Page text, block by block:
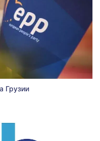
Грузии